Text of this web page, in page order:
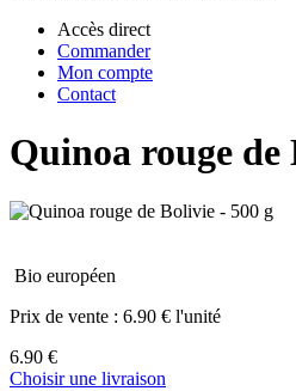
Accès direct
Commander
Mon compte
Contact
Quinoa rouge de
Bio européen
Prix de vente : 6.90 € l'unité
6.90 €
Choisir une livraison